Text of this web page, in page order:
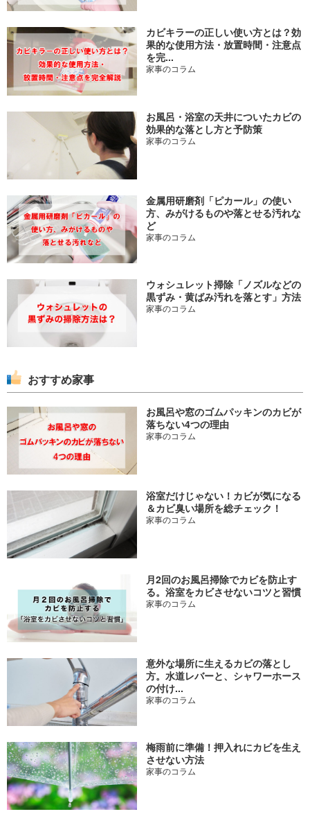
カビキラーの正しい使い方とは？効
果的な使用方法・放置時間・注意点
を完...
家事のコラム
お風呂・浴室の天井についたカビの
効果的な落とし方と予防策
家事のコラム
金属用研磨剤「ピカール」の使い
方、みがけるものや落とせる汚れな
ど
家事のコラム
ウォシュレット掃除「ノズルなどの
黒ずみ・黄ばみ汚れを落とす」方法
家事のコラム
おすすめ家事
お風呂や窓のゴムパッキンのカビが
落ちない4つの理由
家事のコラム
浴室だけじゃない！カビが気になる
＆カビ臭い場所を総チェック！
家事のコラム
月2回のお風呂掃除でカビを防止す
る。浴室をカビさせないコツと習慣
家事のコラム
意外な場所に生えるカビの落とし
方。水道レバーと、シャワーホース
の付け...
家事のコラム
梅雨前に準備！押入れにカビを生え
させない方法
家事のコラム